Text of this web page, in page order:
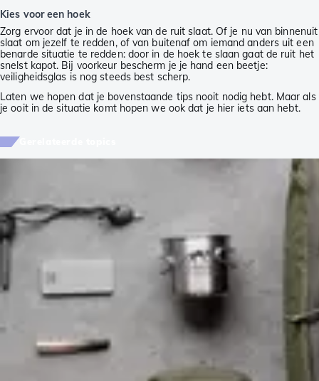
Kies voor een hoek
Zorg ervoor dat je in de hoek van de ruit slaat. Of je nu van binnenuit
slaat om jezelf te redden, of van buitenaf om iemand anders uit een
benarde situatie te redden: door in de hoek te slaan gaat de ruit het
snelst kapot. Bij voorkeur bescherm je je hand een beetje:
veiligheidsglas is nog steeds best scherp.
Laten we hopen dat je bovenstaande tips nooit nodig hebt. Maar als
je ooit in de situatie komt hopen we ook dat je hier iets aan hebt.